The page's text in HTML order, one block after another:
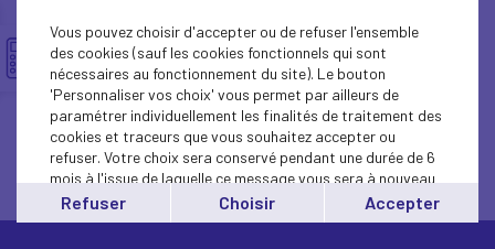
Vous pouvez choisir d'accepter ou de refuser l'ensemble
des cookies (sauf les cookies fonctionnels qui sont
nécessaires au fonctionnement du site). Le bouton
'Personnaliser vos choix' vous permet par ailleurs de
paramétrer individuellement les finalités de traitement des
cookies et traceurs que vous souhaitez accepter ou
refuser. Votre choix sera conservé pendant une durée de 6
mois à l'issue de laquelle ce message vous sera à nouveau
affiché..
Vous pouvez modifier votre choix à tout moment en
Refuser Choisir Accepter